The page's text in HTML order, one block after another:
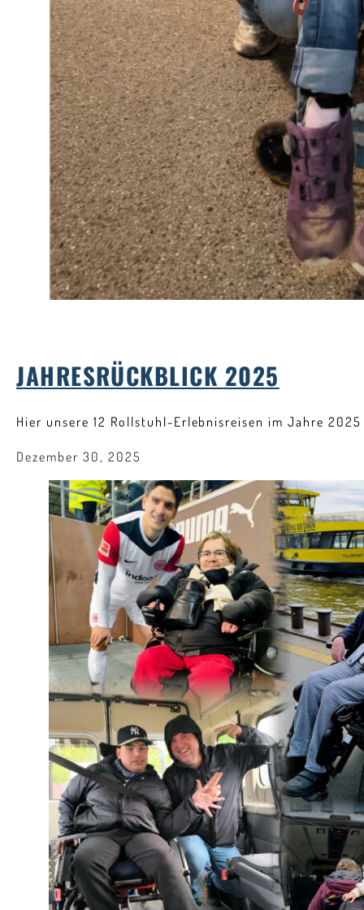
JAHRESRÜCKBLICK 2025
Hier unsere 12 Rollstuhl-Erlebnisreisen im Jahre
Dezember 30, 2025